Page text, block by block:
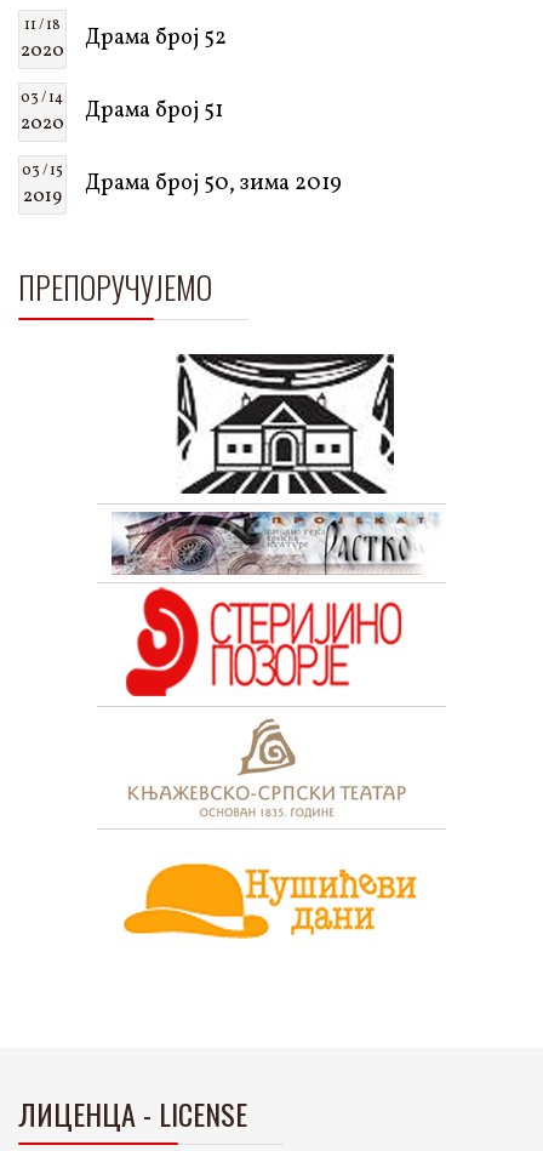
11 / 18
2020 Драма број 52
03 / 14
2020 Драма број 51
03 / 15
2019 Драма број 50, зима 2019
ПРЕПОРУЧУЈЕМО
ЛИЦЕНЦА - LICENSE